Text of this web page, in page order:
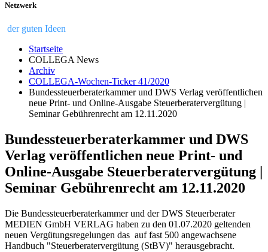
Netzwerk
der guten Ideen
Startseite
COLLEGA News
Archiv
COLLEGA-Wochen-Ticker 41/2020
Bundessteuerberaterkammer und DWS Verlag veröffentlichen
neue Print- und Online-Ausgabe Steuerberatervergütung |
Seminar Gebührenrecht am 12.11.2020
Bundessteuerberaterkammer und DWS
Verlag veröffentlichen neue Print- und
Online-Ausgabe Steuerberatervergütung |
Seminar Gebührenrecht am 12.11.2020
Die Bundessteuerberaterkammer und der DWS Steuerberater
MEDIEN GmbH VERLAG haben zu den 01.07.2020 geltenden
neuen Vergütungsregelungen das auf fast 500 angewachsene
Handbuch "Steuerberatervergütung (StBV)" herausgebracht.